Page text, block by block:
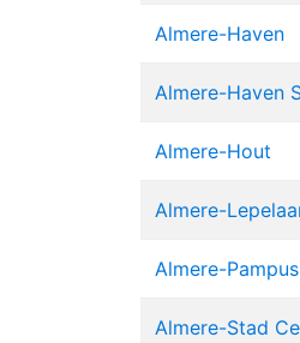
Almere-Haven
Almere-Haven
Almere-Hout
Almere-
Almere-Pampus
Almere-Stad